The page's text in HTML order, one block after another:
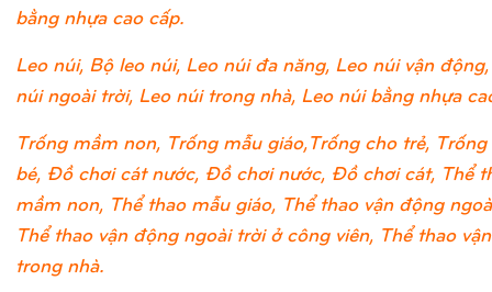
bằng nhựa cao cấp.
Leo núi, Bộ leo núi, Leo núi đa năng, Leo núi vận
núi ngoài trời, Leo núi trong nhà, Leo núi bằng nhựa
Trống mầm non, Trống mẫu giáo,Trống cho trẻ, Trống
bé, Đồ chơi cát nước, Đồ chơi nước, Đồ chơi cát, Thể
mầm non, Thể thao mẫu giáo, Thể thao vận động
Thể thao vận động ngoài trời ở công viên, Thể thao
trong nhà.